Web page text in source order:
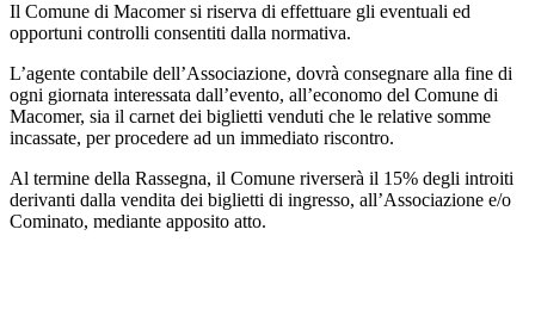
Il Comune di Macomer si riserva di effettuare gli eventuali ed
opportuni controlli consentiti dalla normativa.
L’agente contabile dell’Associazione, dovrà consegnare alla fine di
ogni giornata interessata dall’evento, all’economo del Comune di
Macomer, sia il carnet dei biglietti venduti che le relative somme
incassate, per procedere ad un immediato riscontro.
Al termine della Rassegna, il Comune riverserà il 15% degli introiti
derivanti dalla vendita dei biglietti di ingresso, all’Associazione e/o
Cominato, mediante apposito atto.